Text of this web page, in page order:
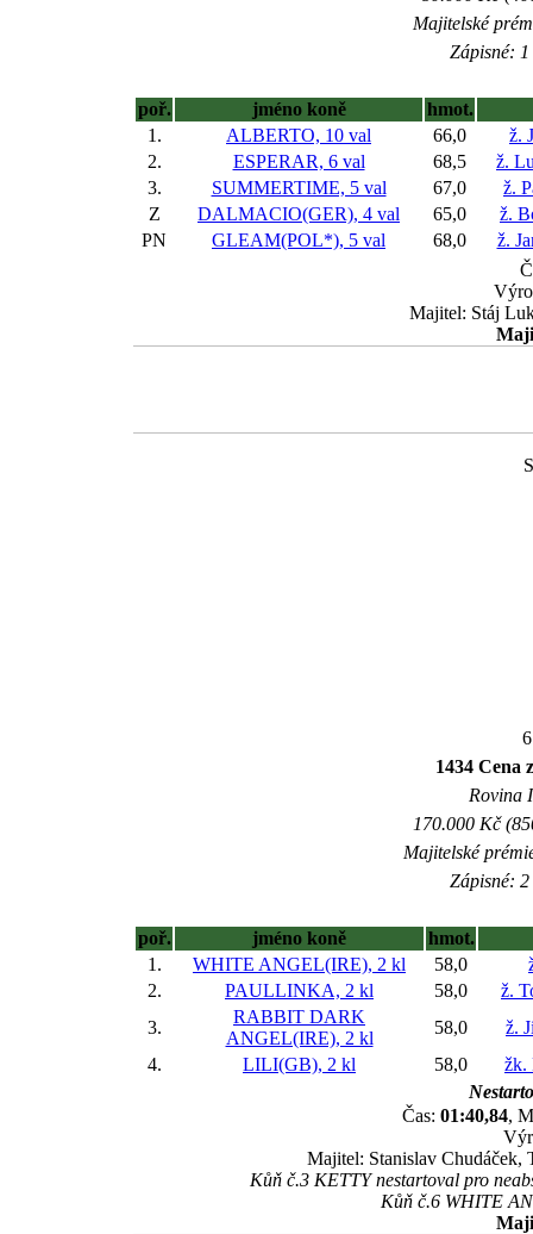
Majitelské
Zápisné:
poř. jméno koně
hmot.
1.
ALBERTO, 10 val 66,0
ž.
2.
ESPERAR, 6 val 68,5
ž.
3.
SUMMERTIME, 5 val 67,0
ž.
Z
DALMACIO(GER), 4 val 65,0
ž.
PN
GLEAM(POL*), 5 val 68,0
ž.
Majitel: Stáj
1434 Cena
Rovina
170.000 Kč
Majitelské
Zápisné:
poř. jméno koně
hmot.
1.
WHITE ANGEL(IRE), 2 kl 58,0
2.
PAULLINKA, 2 kl 58,0
ž.
3.
RABBIT DARK
ANGEL(IRE), 2 kl
58,0
ž.
4.
LILI(GB), 2 kl 58,0
žk.
Čas: 01:40,84,
Majitel: Stanislav Chudáček,
Kůň č.3 KETTY nestartoval pro
Kůň č.6 WHITE